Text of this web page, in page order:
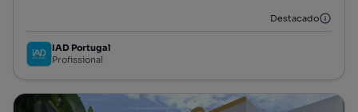
Destacado
IAD Portugal
Profissional